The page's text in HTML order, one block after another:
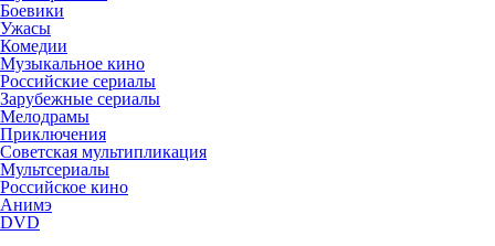
Боевики
Ужасы
Комедии
Музыкальное кино
Российские сериалы
Зарубежные сериалы
Мелодрамы
Приключения
Советская мультипликация
Мультсериалы
Российское кино
Анимэ
DVD